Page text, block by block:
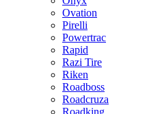
Ovation
Pirelli
Powertrac
Rapid
Razi Tire
Riken
Roadboss
Roadcruza
Roadking